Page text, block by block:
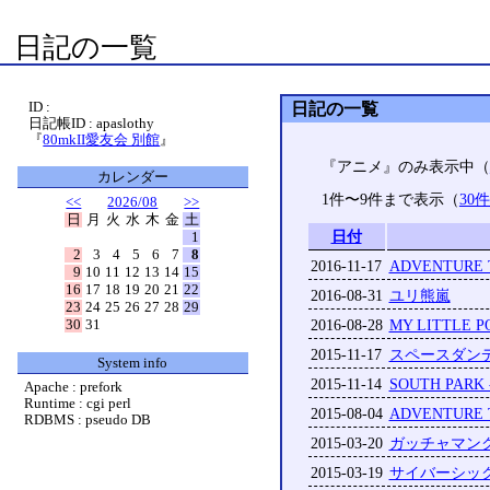
日記の一覧
日記の一覧
『アニメ』のみ表示中（
1件〜9件まで表示（30
日付
2016-11-17 ADVENTURE
2016-08-31 ユリ熊嵐
2016-08-28 MY LITTLE
2015-11-17 スペースダン
2015-11-14 SOUTH
2015-08-04 ADVENTURE
2015-03-20 ガッチャマン
2015-03-19 サイバーシッ
ID :
日記帳ID : apaslothy
『80mkII愛友会 別館 』
カレンダー
<<
2026/08
>>
日
月 火 水 木 金 土
1
2
3 4 5 6 7
8
9 10 11 12 13 14 15
16 17 18 19 20 21 22
23 24 25 26 27 28 29
30 31
System info
Apache : prefork
Runtime : cgi perl
RDBMS : pseudo DB